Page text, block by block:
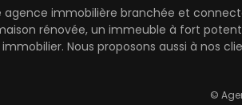
immobilière branchée et
rénovée, un immeuble à fort
Nous proposons aussi à nos
©